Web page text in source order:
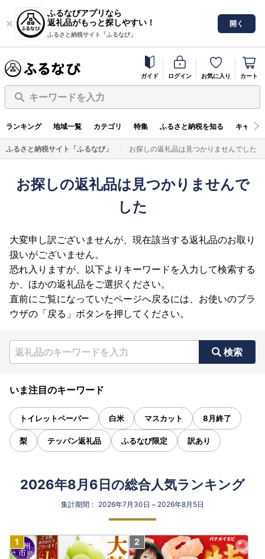
ふるなびアプリなら
返礼品がもっと探しやすい！
ふるさと納税サイト「ふるなび」
開く
ガイド ログイン お気に入り カート
キーワードを入力
ランキング 地域一覧 カテゴリ 特集 ふるさと納税を知る キャン
ふるさと納税サイト「ふるなび」 お探しの返礼品は見つかりませんでした
お探しの返礼品は見つかりませんで
した
大変申し訳ございませんが、現在該当する返礼品のお取り
扱いがございません。
恐れ入りますが、以下よりキーワードを入力して検索する
か、ほかの返礼品をご選択ください。
直前にご覧になっていたページへ戻るには、お使いのブラ
ウザの「戻る」ボタンを押してください。
検索
いま注目のキーワード
トイレットペーパー 白米 マスカット 8月終了
梨 テッパン返礼品 ふるなび限定 訳あり
2026年8月6日の総合人気ランキング
集計期間： 2026年7月30日～2026年8月5日